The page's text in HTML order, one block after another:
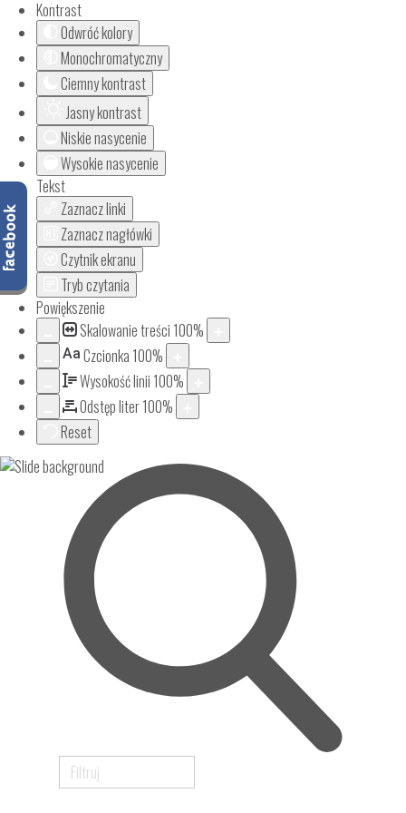
Kontrast
Odwróć kolory
Monochromatyczny
Ciemny kontrast
Jasny kontrast
Niskie nasycenie
Wysokie nasycenie
Tekst
Zaznacz linki
Zaznacz nagłówki
Czytnik ekranu
Tryb czytania
Powiększenie
Skalowanie treści 100%
Aa Czcionka 100%
Wysokość linii 100%
Odstęp liter100%
Reset